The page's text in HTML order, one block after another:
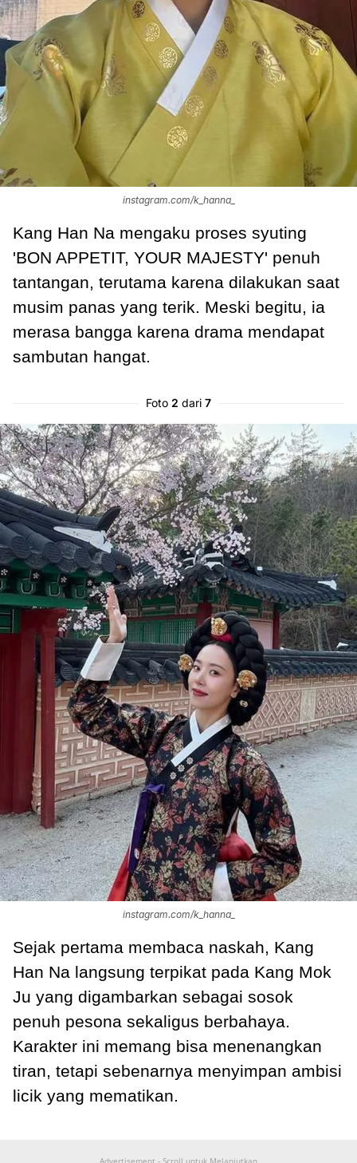
instagram.com/k_hanna_
Kang Han Na mengaku proses syuting
'BON APPETIT, YOUR MAJESTY' penuh
tantangan, terutama karena dilakukan saat
musim panas yang terik. Meski begitu, ia
merasa bangga karena drama mendapat
sambutan hangat.
Foto 2 dari 7
instagram.com/k_hanna_
Sejak pertama membaca naskah, Kang
Han Na langsung terpikat pada Kang Mok
Ju yang digambarkan sebagai sosok
penuh pesona sekaligus berbahaya.
Karakter ini memang bisa menenangkan
tiran, tetapi sebenarnya menyimpan ambisi
licik yang mematikan.
Advertisement - Scroll untuk Melanjutkan